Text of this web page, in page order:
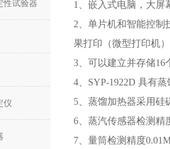
性试验器
仪
1、嵌入式电脑，大屏
2、单片机和智能控制
果打印（微型打印机
3、可以建立并存储16
4、SYP-1922D 具有
5、蒸馏加热器采用硅
6、蒸汽传感器检测精
7、量筒检测精度